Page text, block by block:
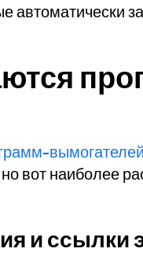
автоматически
вымогателей
вот наиболее
и ссылки